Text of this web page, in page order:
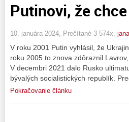
Putinovi, že
10. januára 2024, Prečítané 3 574x,
V roku 2001 Putin vyhlásil, že
roku 2005 to znova zdôraznil
V decembri 2021 dalo Rusko
bývalých socialistických republík.
Pokračovanie článku